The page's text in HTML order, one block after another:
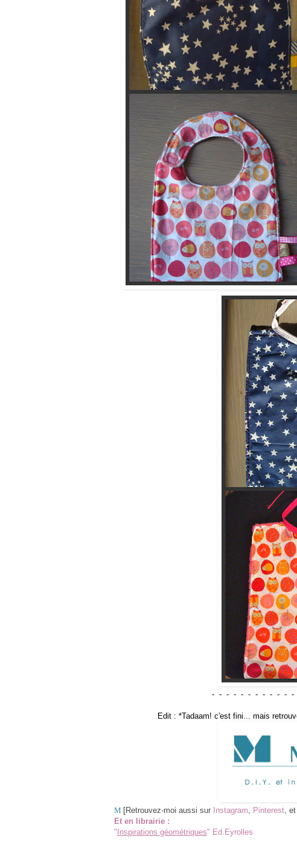
- - - - - - - - - - -
Edit : *Tadaam! c'est fini... mais
M [Retrouvez-moi aussi sur Instagram Pinterest , et
Et en librairie :
"Inspirations géométriques" Ed.Eyrolles